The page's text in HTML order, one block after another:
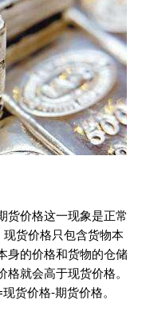
价格这一现象是正常
现货价格只包含货物本
身的价格和货物的仓储
就会高于现货价格。
货价格-期货价格。